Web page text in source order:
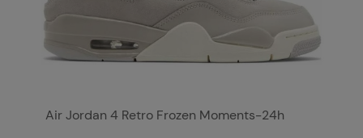
Air Jordan 4 Retro Frozen Moments-24h